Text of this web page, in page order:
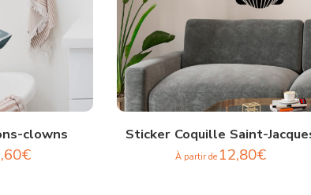
clowns
€
Sticker Coquille Saint-
À partir de 12,80€